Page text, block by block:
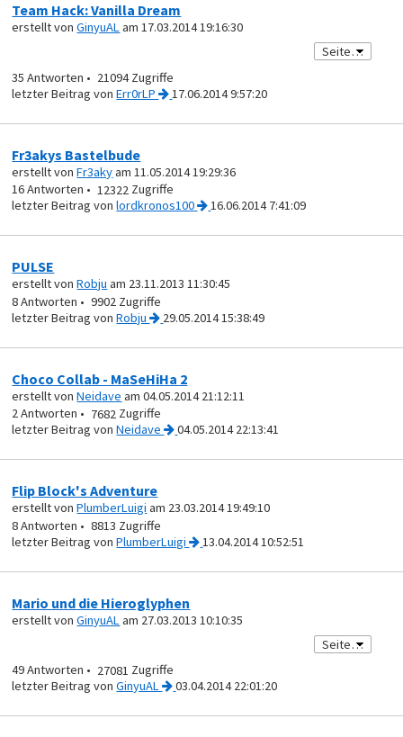
Team Hack: Vanilla Dream
erstellt vonGinyuALam 17.03.2014 19:16:30
35
21094
vonErr0rLP 17.06.2014 9:57:20
Fr3akys Bastelbude
erstellt vonFr3akyam 11.05.2014 19:29:36
16
12322
vonlordkronos100 16.06.2014 7:41:09
PULSE
erstellt vonRobju am 23.11.2013 11:30:45
8
9902
vonRobju 29.05.2014 15:38:49
Choco Collab - MaSeHiHa 2
erstellt vonNeidave am 04.05.2014 21:12:11
2
7682
vonNeidave 04.05.2014 22:13:41
Flip Block's Adventure
erstellt vonPlumberLuigi am 23.03.2014 19:49:10
8
8813
vonPlumberLuigi 13.04.2014 10:52:51
Mario und die Hieroglyphen
erstellt vonGinyuAL am 27.03.2013 10:10:35
49
27081
vonGinyuAL 03.04.2014 22:01:20